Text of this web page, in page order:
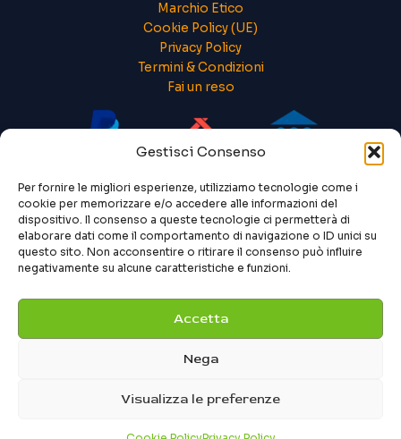
Gestisci Consenso
Per fornire le migliori esperienze, utilizziamo tecnologie come i
cookie per memorizzare e/o accedere alle informazioni del
dispositivo. Il consenso a queste tecnologie ci permetterà di
elaborare dati come il comportamento di navigazione o ID unici su
questo sito. Non acconsentire o ritirare il consenso può influire
negativamente su alcune caratteristiche e funzioni.
Accetta
Nega
Visualizza le preferenze
Marchio Etico
Cookie Policy (UE)
Privacy Policy
Termini & Condizioni
Fai un reso